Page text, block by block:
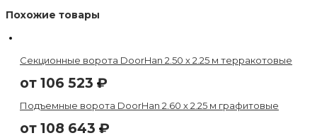
Похожие товары
Секционные ворота DoorHan 2.50 х 2.25 м терракотовые
от 106 523 ₽
Подъемные ворота DoorHan 2.60 х 2.25 м графитовые
от 108 643 ₽